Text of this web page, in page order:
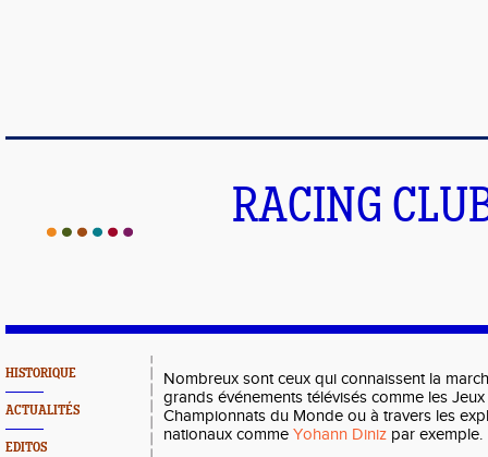
RACING
HISTORIQUE
ACTUALITÉS
EDITOS
Nombreux sont ceux qui connaissent la
grands événements télévisés comme les
Championnats du Monde ou à travers les
nationaux comme Yohann Diniz par exemple.